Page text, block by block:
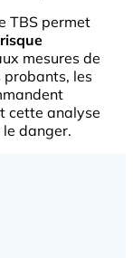
TBS permet
mesures de
probants, les
cette analyse
danger.